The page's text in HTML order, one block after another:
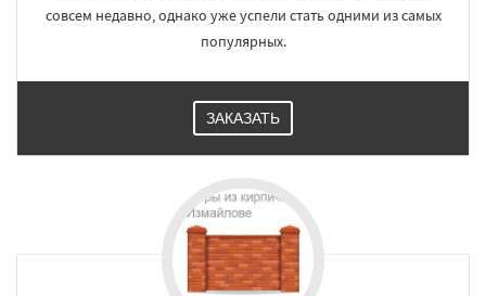
совсем недавно, однако уже успели стать одними из самых
популярных.
ЗАКАЗАТЬ